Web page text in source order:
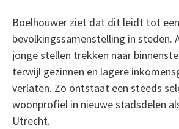
Boelhouwer ziet dat dit leidt tot
bevolkingssamenstelling in steden.
jonge stellen trekken naar
terwijl gezinnen en lagere
verlaten. Zo ontstaat een steeds
woonprofiel in nieuwe stadsdelen
Utrecht.